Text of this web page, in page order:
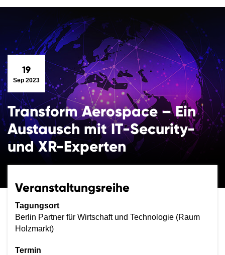
19
Sep 2023
Transform Aerospace – Ein
Austausch mit IT-Security-
und XR-Experten
Veranstaltungsreihe
Tagungsort
Berlin Partner für Wirtschaft und Technologie (Raum
Holzmarkt)
Termin